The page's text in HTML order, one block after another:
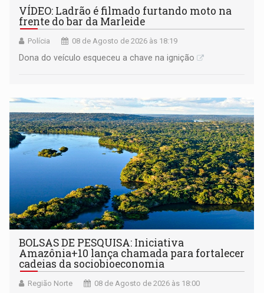
VÍDEO: Ladrão é filmado furtando moto na
frente do bar da Marleide
Polícia 08 de Agosto de 2026 às 18:19
Dona do veículo esqueceu a chave na ignição
BOLSAS DE PESQUISA: Iniciativa
Amazônia+10 lança chamada para fortalecer
cadeias da sociobioeconomia
Região Norte 08 de Agosto de 2026 às 18:00